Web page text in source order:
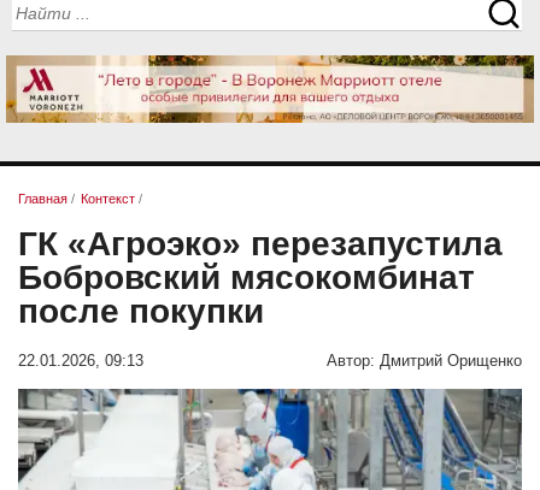
Главная / Контекст /
ГК «Агроэко» перезапустила
Бобровский мясокомбинат
после покупки
22.01.2026, 09:13 Автор: Дмитрий Орищенко